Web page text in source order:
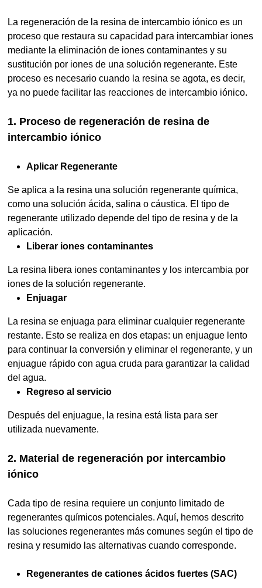
La regeneración de la resina de intercambio iónico es un
proceso que restaura su capacidad para intercambiar iones
mediante la eliminación de iones contaminantes y su
sustitución por iones de una solución regenerante. Este
proceso es necesario cuando la resina se agota, es decir,
ya no puede facilitar las reacciones de intercambio iónico.
1. Proceso de regeneración de resina de
intercambio iónico
Aplicar Regenerante
Se aplica a la resina una solución regenerante química,
como una solución ácida, salina o cáustica. El tipo de
regenerante utilizado depende del tipo de resina y de la
aplicación.
Liberar iones contaminantes
La resina libera iones contaminantes y los intercambia por
iones de la solución regenerante.
Enjuagar
La resina se enjuaga para eliminar cualquier regenerante
restante. Esto se realiza en dos etapas: un enjuague lento
para continuar la conversión y eliminar el regenerante, y un
enjuague rápido con agua cruda para garantizar la calidad
del agua.
Regreso al servicio
Después del enjuague, la resina está lista para ser
utilizada nuevamente.
2. Material de regeneración por intercambio
iónico
Cada tipo de resina requiere un conjunto limitado de
regenerantes químicos potenciales. Aquí, hemos descrito
las soluciones regenerantes más comunes según el tipo de
resina y resumido las alternativas cuando corresponde.
Regenerantes de cationes ácidos fuertes (SAC)